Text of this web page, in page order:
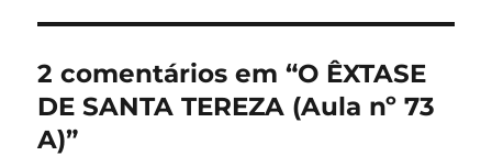
b
o
o
k
d
o
n
2 comentários em “O ÊXTASE
DE SANTA TEREZA (Aula nº 73
A)”